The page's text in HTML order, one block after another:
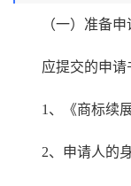
（一）准备
应提交的申请
1、《商标续
2、申请人的